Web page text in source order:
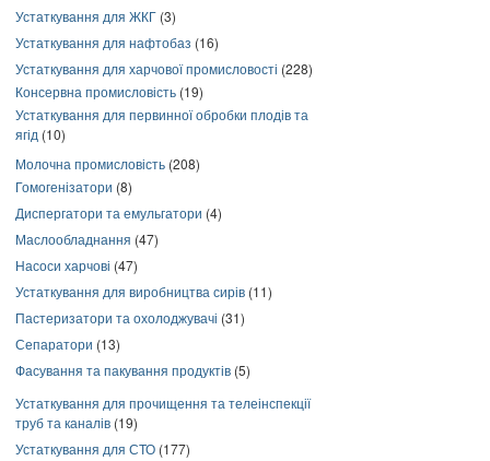
Устаткування для ЖКГ (3)
Устаткування для нафтобаз (16)
Устаткування для харчової промисловості (228)
Консервна промисловість (19)
Устаткування для первинної обробки плодів та
ягід (10)
Молочна промисловість (208)
Гомогенізатори (8)
Диспергатори та емульгатори (4)
Маслообладнання (47)
Насоси харчові (47)
Устаткування для виробництва сирів (11)
Пастеризатори та охолоджувачі (31)
Сепаратори (13)
Фасування та пакування продуктів (5)
Устаткування для прочищення та телеінспекції
труб та каналів (19)
Устаткування для СТО (177)